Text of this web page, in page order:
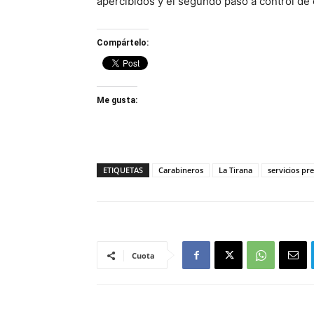
Compártelo:
Me gusta:
ETIQUETAS Carabineros La Tirana servicios
Cuota